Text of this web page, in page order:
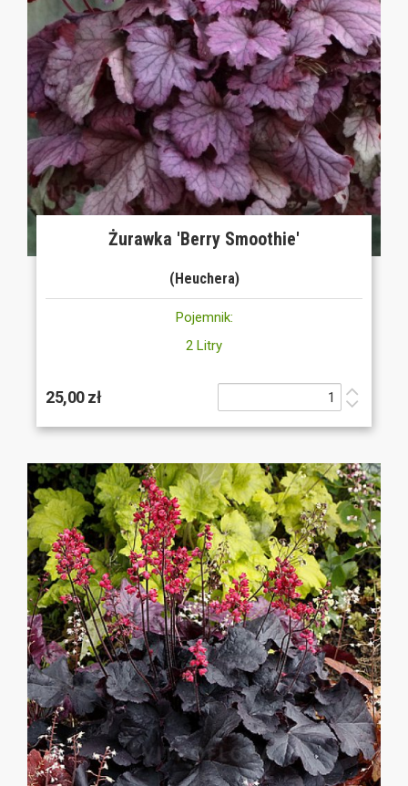
Żurawka 'Berry Smoothie'
(Heuchera)
Pojemnik:
2 Litry
25,00 zł